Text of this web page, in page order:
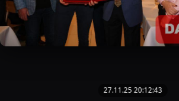
27.11.25 20:12:43